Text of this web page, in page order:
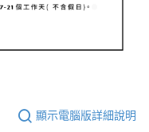
顯示電腦版詳細說明